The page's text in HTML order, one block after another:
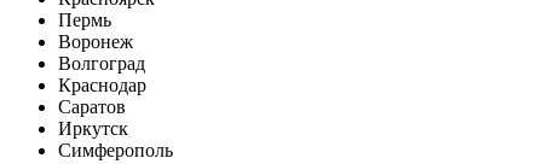
Пермь
Воронеж
Волгоград
Краснодар
Саратов
Иркутск
Симферополь